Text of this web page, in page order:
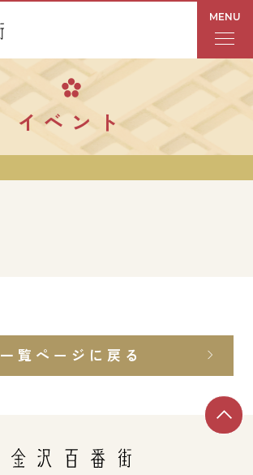
MENU
ス
キング
イベント
一覧ページに戻る